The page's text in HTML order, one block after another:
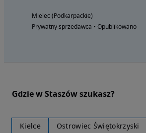
Mielec (Podkarpackie)
Prywatny sprzedawca • Opublikowano
Gdzie w Staszów szukasz?
Kielce Ostrowiec Świętokrzyski